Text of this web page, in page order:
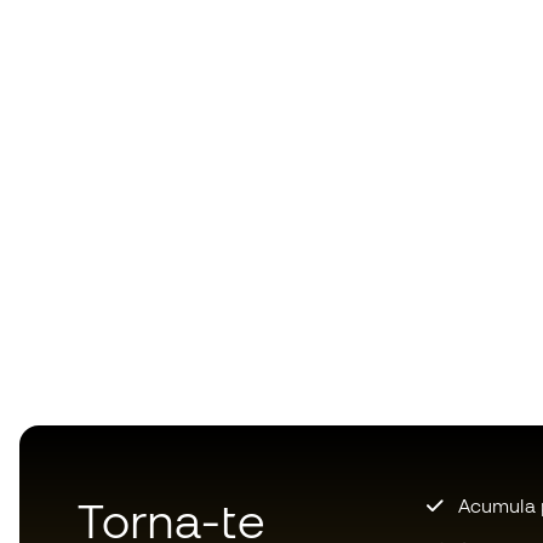
Torna-te
Acumula